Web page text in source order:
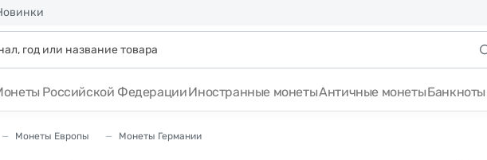
Российской ФедерацииИностранные монетыАнтичные монетыБанкноты
Монеты Европы Монеты Германии